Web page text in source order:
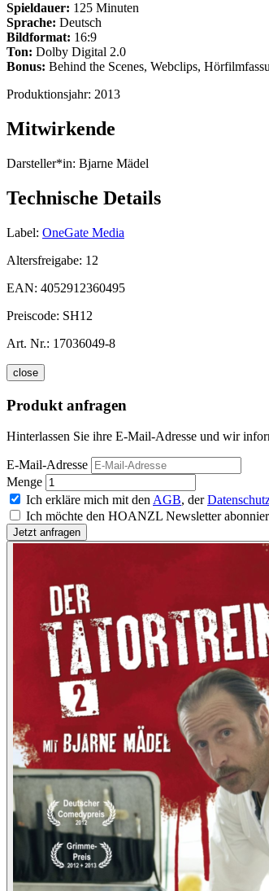
Spieldauer: 125 Minuten
Sprache: Deutsch
Bildformat: 16:9
Ton: Dolby Digital 2.0
Bonus: Behind the Scenes, Webclips,
Produktionsjahr: 2013
Mitwirkende
Darsteller*in: Bjarne Mädel
Technische Details
Label: OneGate Media
Altersfreigabe: 12
EAN: 4052912360495
Preiscode: SH12
Art. Nr.: 17036049-8
close
Produkt anfragen
Hinterlassen Sie ihre E-Mail-Adresse und wir
E-Mail-Adresse
Menge
Ich erkläre mich mit den AGB, der
Ich möchte den HOANZL Newsletter